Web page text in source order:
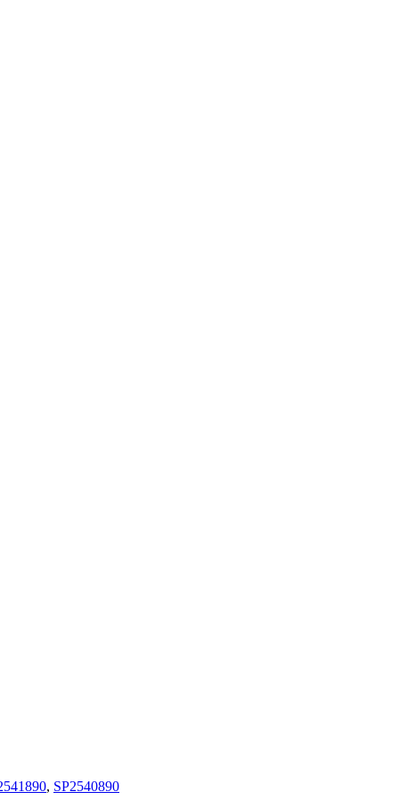
, SP2540890